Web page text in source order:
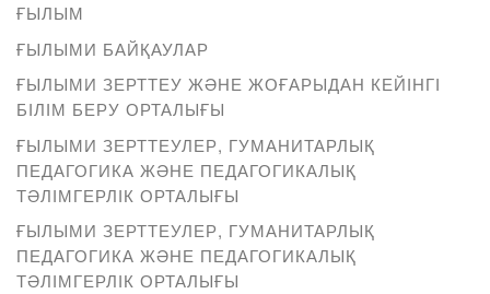
ҒЫЛЫМ
ҒЫЛЫМИ БАЙҚАУЛАР
ҒЫЛЫМИ ЗЕРТТЕУ ЖӘНЕ ЖОҒАРЫДАН КЕЙІНГІ
БІЛІМ БЕРУ ОРТАЛЫҒЫ
ҒЫЛЫМИ ЗЕРТТЕУЛЕР, ГУМАНИТАРЛЫҚ
ПЕДАГОГИКА ЖӘНЕ ПЕДАГОГИКАЛЫҚ
ТӘЛІМГЕРЛІК ОРТАЛЫҒЫ
ҒЫЛЫМИ ЗЕРТТЕУЛЕР, ГУМАНИТАРЛЫҚ
ПЕДАГОГИКА ЖӘНЕ ПЕДАГОГИКАЛЫҚ
ТӘЛІМГЕРЛІК ОРТАЛЫҒЫ